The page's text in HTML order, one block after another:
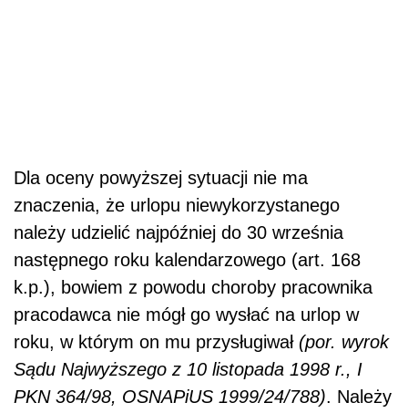
Dla oceny powyższej sytuacji nie ma
znaczenia, że urlopu niewykorzystanego
należy udzielić najpóźniej do 30 września
następnego roku kalendarzowego (art. 168
k.p.), bowiem z powodu choroby pracownika
pracodawca nie mógł go wysłać na urlop w
roku, w którym on mu przysługiwał(por. wyrok
Sądu Najwyższego z 10 listopada 1998 r., I
PKN 364/98, OSNAPiUS 1999/24/788). Należy